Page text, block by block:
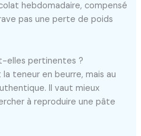
hebdomadaire, compensé
pas une perte de poids
elles pertinentes ?
teneur en beurre, mais au
Il vaut mieux
à reproduire une pâte